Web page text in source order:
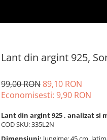
Lant din argint 925,
99,00 RON89,10 RON
Economisesti: 9,90 RON
Lant din argint 925 , analizat si
COD SKU: 335L2N